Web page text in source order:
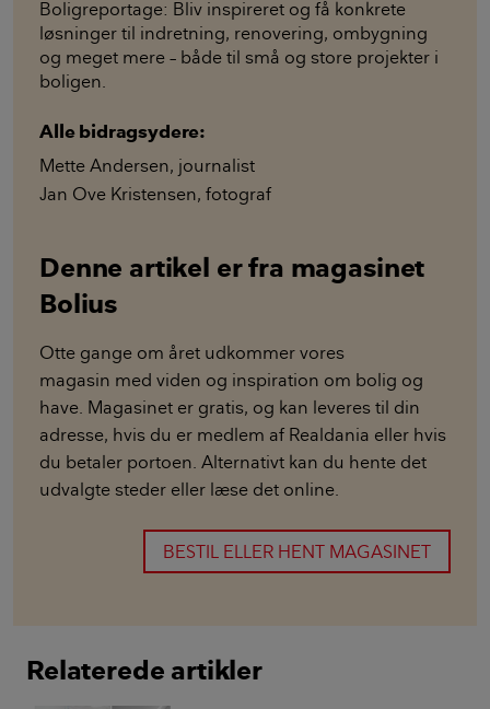
Boligreportage: Bliv inspireret og få konkrete
løsninger til indretning, renovering, ombygning
og meget mere – både til små og store projekter i
boligen.
Alle bidragsydere:
Mette Andersen, journalist
Jan Ove Kristensen, fotograf
Denne artikel er fra magasinet
Bolius
Otte gange om året udkommer vores
magasin med viden og inspiration om bolig og
have. Magasinet er gratis, og kan leveres til din
adresse, hvis du er medlem af Realdania eller hvis
du betaler portoen. Alternativt kan du hente det
udvalgte steder eller læse det online.
BESTIL ELLER HENT MAGASINET
Relaterede artikler